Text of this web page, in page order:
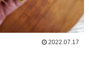
2022.07.17